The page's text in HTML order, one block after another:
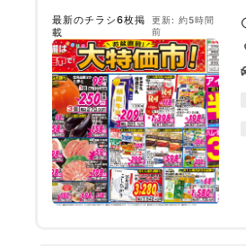
最新のチラシ6枚掲
載
更新: 約5時間
前